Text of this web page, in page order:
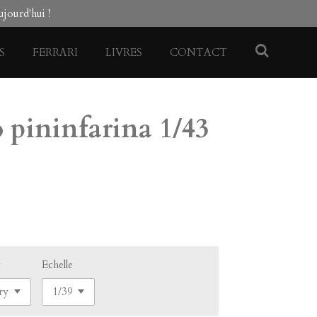
!
FERRARI LIVRES CONTACT
pininfarina 1/43
Echelle